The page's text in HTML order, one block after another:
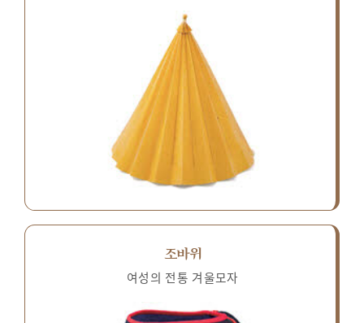
조바위
여성의 전통 겨울모자